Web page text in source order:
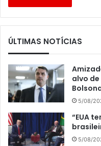
ÚLTIMAS NOTÍCIAS
alvo de
5/08/
“EUA
5/08/